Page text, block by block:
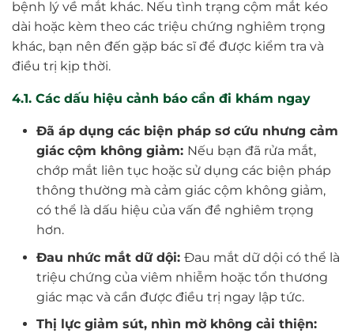
bệnh lý về mắt khác. Nếu tình trạng cộm mắt kéo
dài hoặc kèm theo các triệu chứng nghiêm trọng
khác, bạn nên đến gặp bác sĩ để được kiểm tra và
điều trị kịp thời.
4.1. Các dấu hiệu cảnh báo cần đi khám ngay
Đã áp dụng các biện pháp sơ cứu nhưng cảm
giác cộm không giảm: Nếu bạn đã rửa mắt,
chớp mắt liên tục hoặc sử dụng các biện pháp
thông thường mà cảm giác cộm không giảm,
có thể là dấu hiệu của vấn đề nghiêm trọng
hơn.
Đau nhức mắt dữ dội: Đau mắt dữ dội có thể là
triệu chứng của viêm nhiễm hoặc tổn thương
giác mạc và cần được điều trị ngay lập tức.
Thị lực giảm sút, nhìn mờ không cải thiện: